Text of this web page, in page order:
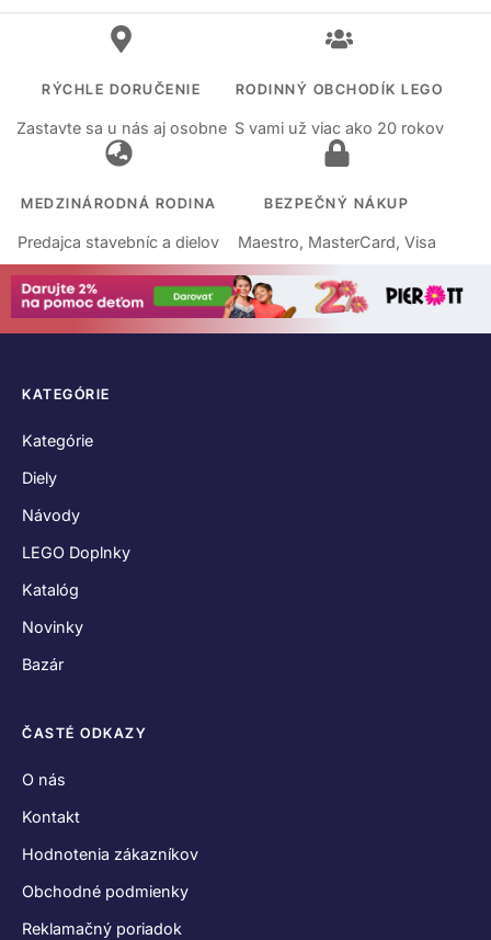
RÝCHLE DORUČENIE
Zastavte sa u nás aj osobne
RODINNÝ OBCHODÍK LEGO
S vami už viac ako 20 rokov
MEDZINÁRODNÁ RODINA
Predajca stavebníc a dielov
BEZPEČNÝ NÁKUP
Maestro, MasterCard, Visa
KATEGÓRIE
Kategórie
Diely
Návody
LEGO Doplnky
Katalóg
Novinky
Bazár
ČASTÉ ODKAZY
O nás
Kontakt
Hodnotenia zákazníkov
Obchodné podmienky
Reklamačný poriadok